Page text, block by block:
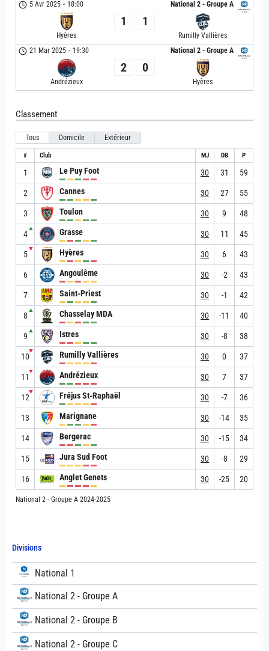
Divisions
National 1
National 2 - Groupe A
National 2 - Groupe B
National 2 - Groupe C
National 2 - Groupe A
5 Avr 2025 - 18:00
Hyères
1 1
Rumilly Vallières
National 2 - Groupe A
21 Mar 2025 - 19:30
Andrézieux
2 0
Hyères
Classement
Tous Domicile Extérieur
# Club MJ DB P
1 Le Puy Foot 30 31 59
2 Cannes 30 27 55
3 Toulon 30 9 48
4
▲ Grasse 30 11 45
5
▼ Hyères 30 6 43
6 Angoulême 30 -2 43
7 Saint-Priest 30 -1 42
8
▲ Chasselay MDA 30 -11 40
9
▲ Istres 30 -8 38
10
▼ Rumilly Vallières 30 0 37
11
▼ Andrézieux 30 7 37
12
▼ Fréjus St-Raphaël 30 -7 36
13 Marignane 30 -14 35
14 Bergerac 30 -15 34
15 Jura Sud Foot 30 -8 29
16 Anglet Genets 30 -25 20
National 2 - Groupe A 2024-2025